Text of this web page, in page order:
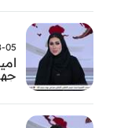
جهود خفض